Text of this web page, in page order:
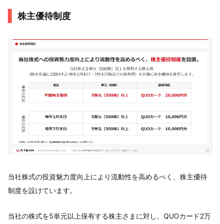
株主優待制度
当社株式の投資魅力度向上により流動性を高めるべく、株主優待
制度を設けています。
当社の株式を5単元以上保有する株主さまに対し、QUOカード2万